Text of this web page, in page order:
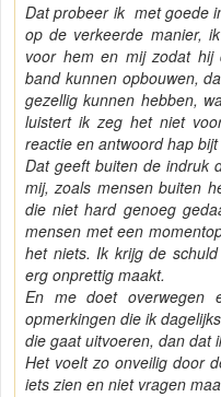
Dat probeer ik met goede
op de verkeerde manier,
voor hem en mij zodat
band kunnen opbouwen,
gezellig kunnen hebben,
luistert ik zeg het niet
reactie en antwoord hap
Dat geeft buiten de indruk
mij, zoals mensen buiten
die niet hard genoeg
mensen met een
het niets. Ik krijg de
erg onprettig maakt.
En me doet overwegen
opmerkingen die ik
die gaat uitvoeren, dan dat
Het voelt zo onveilig door
iets zien en niet vragen